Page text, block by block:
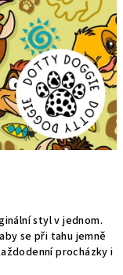
styl v jednom.
se při tahu jemně
procházky i